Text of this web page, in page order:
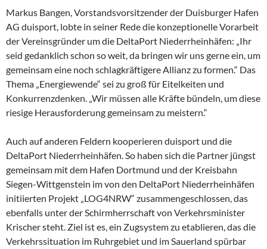
Markus Bangen, Vorstandsvorsitzender der Duisburger Hafen
AG duisport, lobte in seiner Rede die konzeptionelle Vorarbeit
der Vereinsgründer um die DeltaPort Niederrheinhäfen: „Ihr
seid gedanklich schon so weit, da bringen wir uns gerne ein, um
gemeinsam eine noch schlagkräftigere Allianz zu formen.“ Das
Thema „Energiewende“ sei zu groß für Eitelkeiten und
Konkurrenzdenken. „Wir müssen alle Kräfte bündeln, um diese
riesige Herausforderung gemeinsam zu meistern.“
Auch auf anderen Feldern kooperieren duisport und die
DeltaPort Niederrheinhäfen. So haben sich die Partner jüngst
gemeinsam mit dem Hafen Dortmund und der Kreisbahn
Siegen-Wittgenstein im von den DeltaPort Niederrheinhäfen
initiierten Projekt „LOG4NRW“ zusammengeschlossen, das
ebenfalls unter der Schirmherrschaft von Verkehrsminister
Krischer steht. Ziel ist es, ein Zugsystem zu etablieren, das die
Verkehrssituation im Ruhrgebiet und im Sauerland spürbar